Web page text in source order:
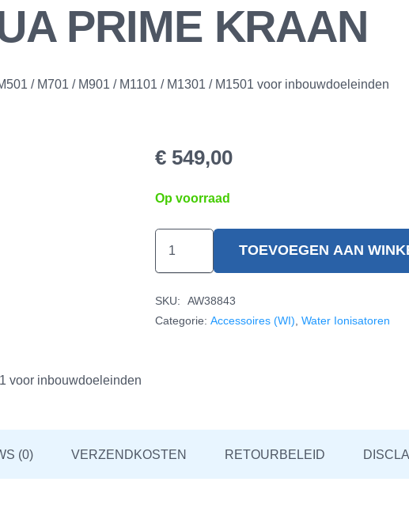
PRIME KRAAN
/ M701 / M901 / M1101 / M1301 / M1501 voor inbouwdoeleinden
€ 549,00
Op voorraad
hoeveelheid
TOEVOEGEN AAN
SKU:
AW38843
Categorie: Accessoires (WI) Water Ionisatoren
voor inbouwdoeleinden
(0) VERZENDKOSTEN RETOURBELEID